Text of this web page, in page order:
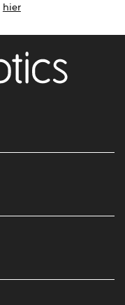
hier